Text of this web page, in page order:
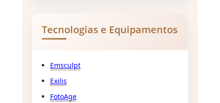
Tecnologias e Equipamentos
Emsculpt
Exilis
FotoAge